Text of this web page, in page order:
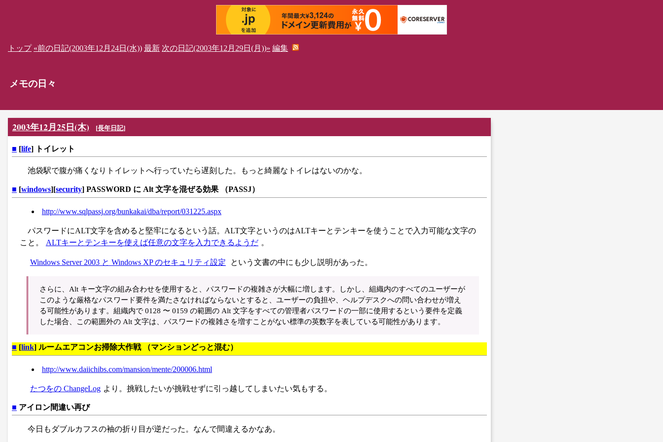
トップ «前の日記(2003年12月24日(水)) 最新 次の日記(2003年12月29日(月))» 編集
メモの日々
2003年12月25日(木) [長年日記]
■ [life] トイレット
池袋駅で腹が痛くなりトイレットへ行っていたら遅刻した。もっと綺麗なトイレはないのかな。
■ [windows][security] PASSWORD に Alt 文字を混ぜる効果 （PASSJ）
http://www.sqlpassj.org/bunkakai/dba/report/031225.aspx
パスワードにALT文字を含めると堅牢になるという話。ALT文字というのはALTキーとテンキーを使うことで入力可能な文字の
こと。
ALTキーとテンキーを使えば任意の文字を入力できるようだ 。
Windows Server 2003 と Windows XP のセキュリティ設定 という文書の中にも少し説明があった。
さらに、Alt キー文字の組み合わせを使用すると、パスワードの複雑さが大幅に増します。しかし、組織内のすべてのユーザーが
このような厳格なパスワード要件を満たさなければならないとすると、ユーザーの負担や、ヘルプデスクへの問い合わせが増え
る可能性があります。組織内で 0128 〜 0159 の範囲の Alt 文字をすべての管理者パスワードの一部に使用するという要件を定義
した場合、この範囲外の Alt 文字は、パスワードの複雑さを増すことがない標準の英数字を表している可能性があります。
■ [link] ルームエアコンお掃除大作戦 （マンションどっと混む）
http://www.daiichibs.com/mansion/mente/200006.html
たつをの ChangeLog より。挑戦したいが挑戦せずに引っ越してしまいたい気もする。
■ アイロン間違い再び
今日もダブルカフスの袖の折り目が逆だった。なんで間違えるかなあ。